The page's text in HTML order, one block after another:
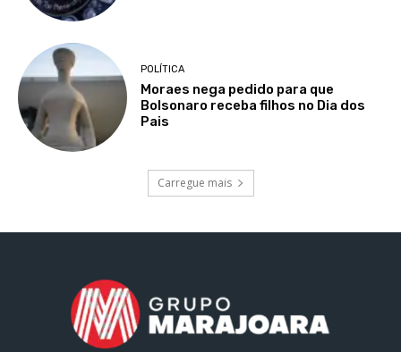
POLÍTICA
Moraes nega pedido para que
Bolsonaro receba filhos no Dia dos
Pais
Carregue mais